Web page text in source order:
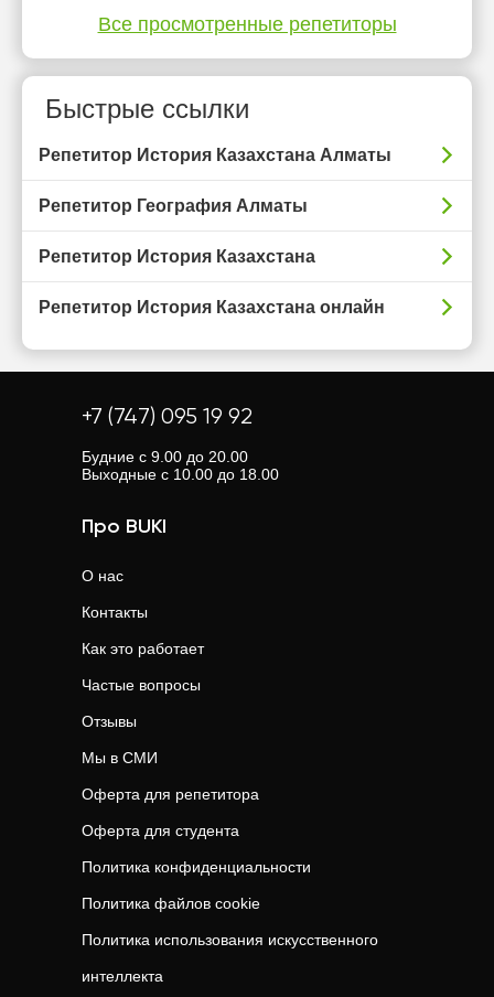
Все просмотренные репетиторы
Быстрые ссылки
Репетитор История Казахстана Алматы
Репетитор География Алматы
Репетитор История Казахстана
Репетитор История Казахстана онлайн
+7 (747) 095 19 92
Будние с 9.00 до 20.00
Выходные с 10.00 до 18.00
Про BUKI
О нас
Контакты
Как это работает
Частые вопросы
Отзывы
Мы в СМИ
Оферта для репетитора
Оферта для студента
Политика конфиденциальности
Политика файлов cookie
Политика использования искусственного
интеллекта